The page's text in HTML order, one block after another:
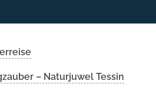
– Naturjuwel Tessin